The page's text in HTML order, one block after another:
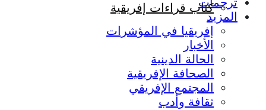
كتاب قراءات إفريقية
المزيد
إفريقيا في المؤشرات
الأخبار
الحالة الدينية
الصحافة الإفريقية
المجتمع الإفريقي
ثقافة وأدب